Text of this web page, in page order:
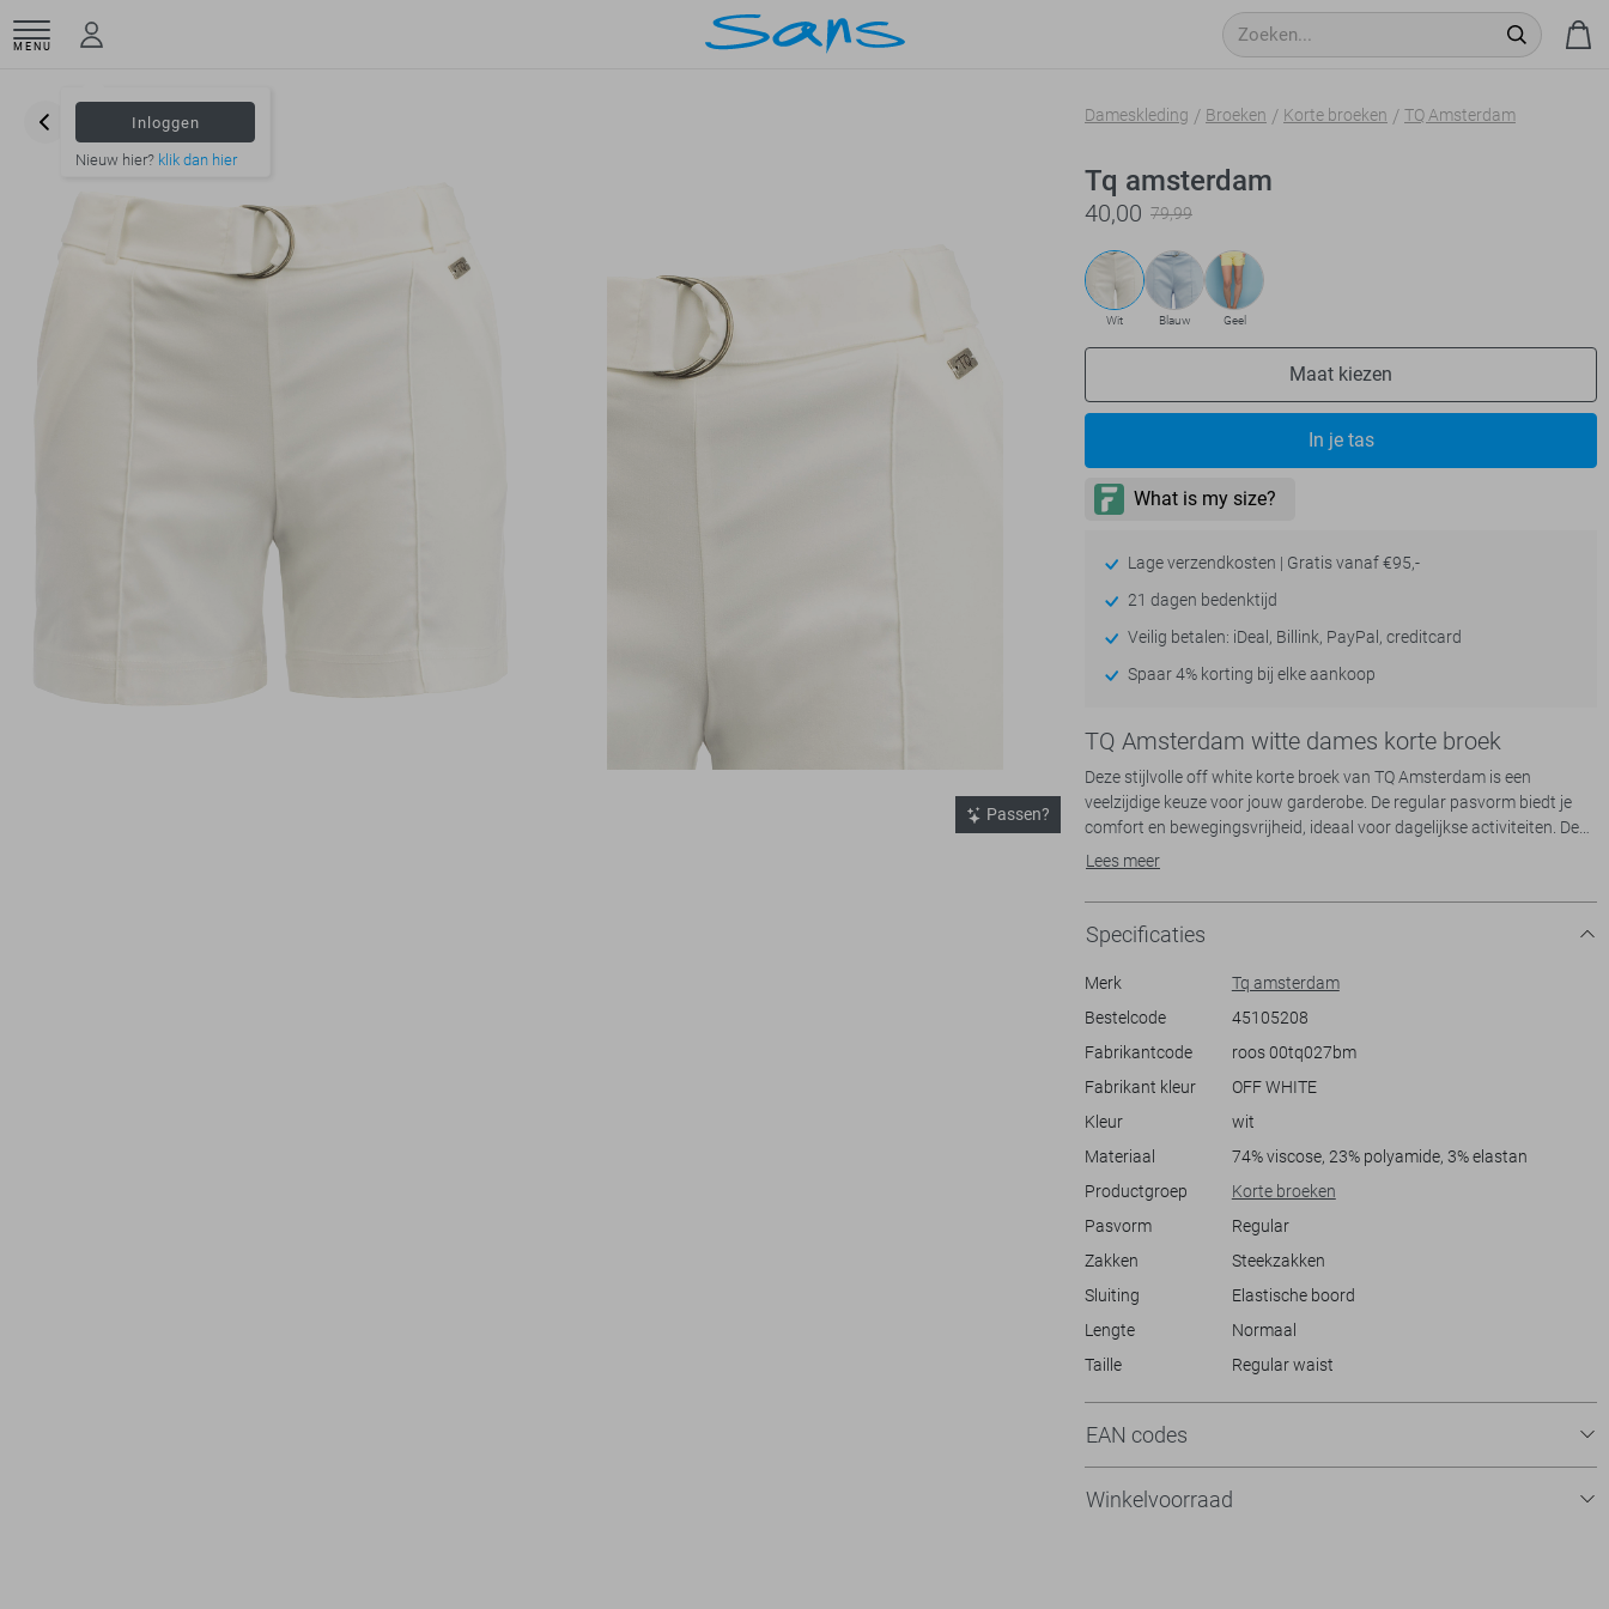
MENU
Inloggen
Nieuw hier? klik dan hier
Passen?
Dameskleding Broeken Korte broeken TQ Amsterdam
Tq amsterdam
40,00 79,99
Wit Blauw Geel
Maat kiezen
In je tas
Lage verzendkosten | Gratis vanaf €95,-
21 dagen bedenktijd
Veilig betalen: iDeal, Billink, PayPal, creditcard
Spaar 4% korting bij elke aankoop
TQ Amsterdam witte dames korte broek
Deze stijlvolle off white korte broek van TQ Amsterdam is een
veelzijdige keuze voor jouw garderobe. De regular pasvorm biedt je
comfort en bewegingsvrijheid, ideaal voor dagelijkse activiteiten. De
combinatie van 74% viscose, 23% polyamide en 3% elastaan zorgt
lichaam. Met een elastische boord is deze korte broek perfect voor
casual uitstapjes, of je nu een wandeling maakt in de natuur of
relaxte momenten beleeft met vrienden. De subtiele elegantie van de
broek past moeiteloos bij diverse stijlen en gelegenheden.
Het ontwerp, met een regular waist en een elegante D-ring sluiting,
voegt een moderne twist toe aan je outfit. De korte broek biedt je
gemak zonder in te boeten op stijl, en de lichte kleur is perfect voor
luchtige blouse voor een chique avond uit, of ga voor een sportieve
vibe met een simple T-shirt. Welke gelegenheid je ook voor ogen hebt,
ontspannen en verfijnde uitstraling.
Lees meer
Specificaties
Merk
Tq amsterdam
Bestelcode
45105208
Fabrikantcode
roos 00tq027bm
Fabrikant kleur
OFF WHITE
Kleur
wit
Materiaal
74% viscose, 23% polyamide, 3% elastan
Productgroep
Korte broeken
Pasvorm
Regular
Zakken
Steekzakken
Sluiting
Elastische boord
Lengte
Normaal
Taille
Regular waist
EAN codes
Winkelvoorraad